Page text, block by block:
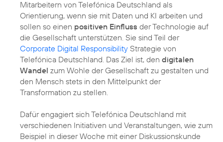
Mitarbeitern von Telefónica Deutschland als
Orientierung, wenn sie mit Daten und KI arbeiten und
sollen so einen positiven Einfluss der Technologie auf
die Gesellschaft unterstützen. Sie sind Teil der
Corporate Digital Responsibility Strategie von
Telefónica Deutschland. Das Ziel ist, den digitalen
Wandel zum Wohle der Gesellschaft zu gestalten und
den Mensch stets in den Mittelpunkt der
Transformation zu stellen.
Dafür engagiert sich Telefónica Deutschland mit
verschiedenen Initiativen und Veranstaltungen, wie zum
Beispiel in dieser Woche mit einer Diskussionskunde